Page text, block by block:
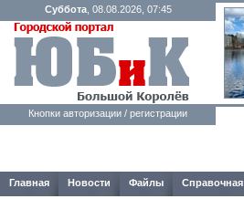
Суббота, 08.08.2026, 07:45
Кнопки авторизации / регистрации
Главная Новости Файлы Справочная